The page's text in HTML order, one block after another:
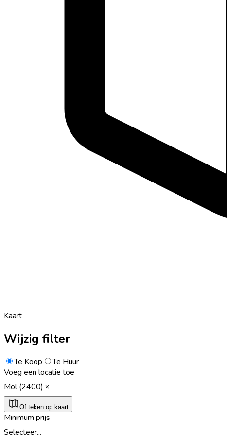
Kaart
Wijzig filter
Te Koop
Te Huur
Voeg een locatie toe
Mol (2400)
Of teken op kaart
Minimum prijs
Selecteer...